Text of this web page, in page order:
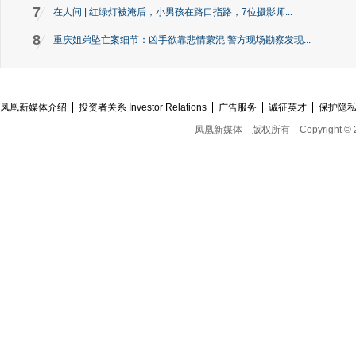
7 在人间 | 红绿灯被淹后，小男孩在路口指路，7位摄影师...
8 重庆姐弟坠亡案细节：凶手欲靠悲情蒙混 警方现场勘察发现...
凤凰新媒体介绍 投资者关系 Investor Relations 广告服务 诚征英才
保护隐
凤凰新媒体
版权所有 Copyright ©